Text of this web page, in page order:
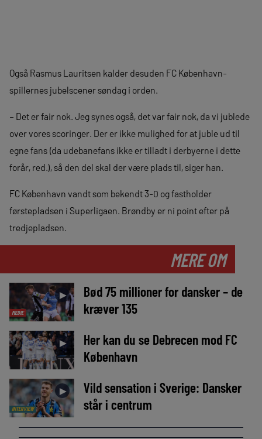
Også Rasmus Lauritsen kalder desuden FC København-
spillernes jubelscener søndag i orden.
– Det er fair nok. Jeg synes også, det var fair nok, da vi jublede
over vores scoringer. Der er ikke mulighed for at juble ud til
egne fans (da udebanefans ikke er tilladt i derbyerne i dette
forår, red.), så den del skal der være plads til, siger han.
FC København vandt som bekendt 3-0 og fastholder
førstepladsen i Superligaen. Brøndby er ni point efter på
tredjepladsen.
MERE OM
MEDIE
►
Bød 75 millioner for dansker – de
kræver 135
►
Her kan du se Debrecen mod FC
København
INTERVIEW
►
Vild sensation i Sverige: Dansker
står i centrum